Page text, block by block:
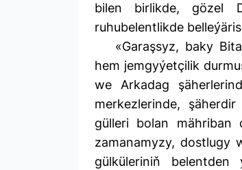
bilen birlikde, gözel
ruhubelentlikde
«Garaşsyz, baky
hem jemgyýetçilik
we Arkadag
merkezlerinde,
gülleri bolan mähriban
zamanamyzy, dostlugy
gülküleriniň belentden